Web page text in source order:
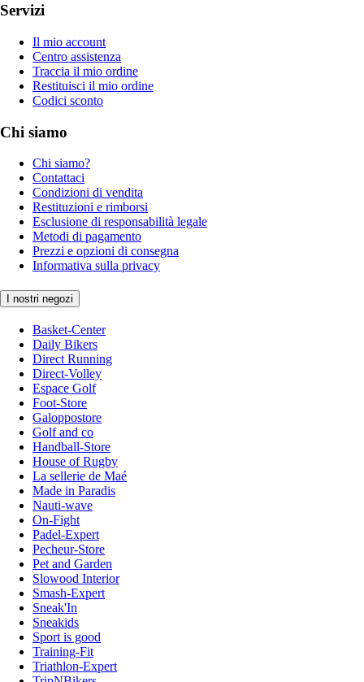
Servizi
Il mio account
Centro assistenza
Traccia il mio ordine
Restituisci il mio ordine
Codici sconto
Chi siamo
Chi siamo?
Contattaci
Condizioni di vendita
Restituzioni e rimborsi
Esclusione di responsabilità legale
Metodi di pagamento
Prezzi e opzioni di consegna
Informativa sulla privacy
I nostri negozi
Basket-Center
Daily Bikers
Direct Running
Direct-Volley
Espace Golf
Foot-Store
Galoppostore
Golf and co
Handball-Store
House of Rugby
La sellerie de Maé
Made in Paradis
Nauti-wave
On-Fight
Padel-Expert
Pecheur-Store
Pet and Garden
Slowood Interior
Smash-Expert
Sneak'In
Sneakids
Sport is good
Training-Fit
Triathlon-Expert